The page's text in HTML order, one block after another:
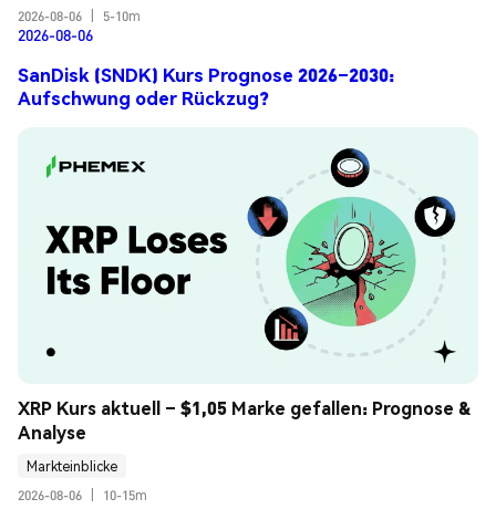
2026-08-06
5-10m
2026-08-06
SanDisk (SNDK) Kurs Prognose 2026–2030:
Aufschwung oder Rückzug?
XRP Kurs aktuell – $1,05 Marke gefallen: Prognose &
Analyse
Markteinblicke
2026-08-06
10-15m